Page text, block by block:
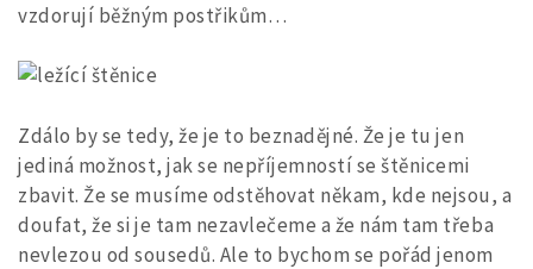
vzdorují běžným postřikům…
Zdálo by se tedy, že je to beznadějné. Že je tu jen
jediná možnost, jak se nepříjemností se štěnicemi
zbavit. Že se musíme odstěhovat někam, kde nejsou, a
doufat, že si je tam nezavlečeme a že nám tam třeba
nevlezou od sousedů. Ale to bychom se pořád jenom